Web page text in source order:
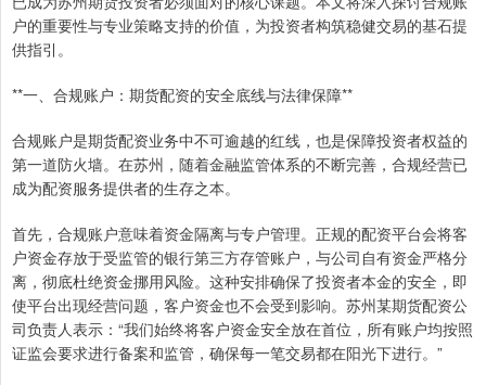
户的重要性与专业策略支持的价值，为投资者构筑稳健交易的基石提
供指引。
**一、合规账户：期货配资的安全底线与法律保障**
合规账户是期货配资业务中不可逾越的红线，也是保障投资者权益的
第一道防火墙。在苏州，随着金融监管体系的不断完善，合规经营已
成为配资服务提供者的生存之本。
首先，合规账户意味着资金隔离与专户管理。正规的配资平台会将客
户资金存放于受监管的银行第三方存管账户，与公司自有资金严格分
离，彻底杜绝资金挪用风险。这种安排确保了投资者本金的安全，即
使平台出现经营问题，客户资金也不会受到影响。苏州某期货配资公
司负责人表示：“我们始终将客户资金安全放在首位，所有账户均按照
证监会要求进行备案和监管，确保每一笔交易都在阳光下进行。”